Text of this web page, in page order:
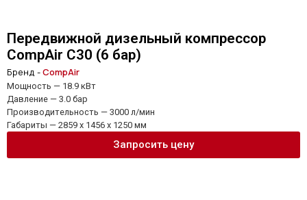
Передвижной дизельный компрессор
CompAir C30 (6 бар)
Бренд -CompAir
Мощность — 18.9 кВт
Давление — 3.0 бар
Производительность — 3000 л/мин
Габариты — 2859 x 1456 x 1250 мм
Запросить цену